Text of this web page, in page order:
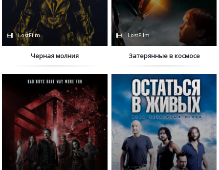
LostFilm
Черная молния
LostFilm
Затерянные в космосе